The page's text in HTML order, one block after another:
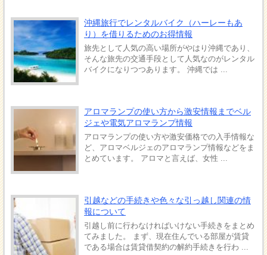
沖縄旅行でレンタルバイク（ハーレーもあ
り）を借りるためのお得情報
旅先として人気の高い場所がやはり沖縄であり、
そんな旅先の交通手段として人気なのがレンタル
バイクになりつつあります。 沖縄では ...
アロマランプの使い方から激安情報までベル
ジェや電気アロマランプ情報
アロマランプの使い方や激安価格での入手情報な
ど、アロマベルジェのアロマランプ情報などをま
とめています。 アロマと言えば、女性 ...
引越などの手続きや色々な引っ越し関連の情
報について
引越し前に行わなければいけない手続きをまとめ
てみました。 まず、現在住んでいる部屋が賃貸
である場合は賃貸借契約の解約手続きを行わ ...